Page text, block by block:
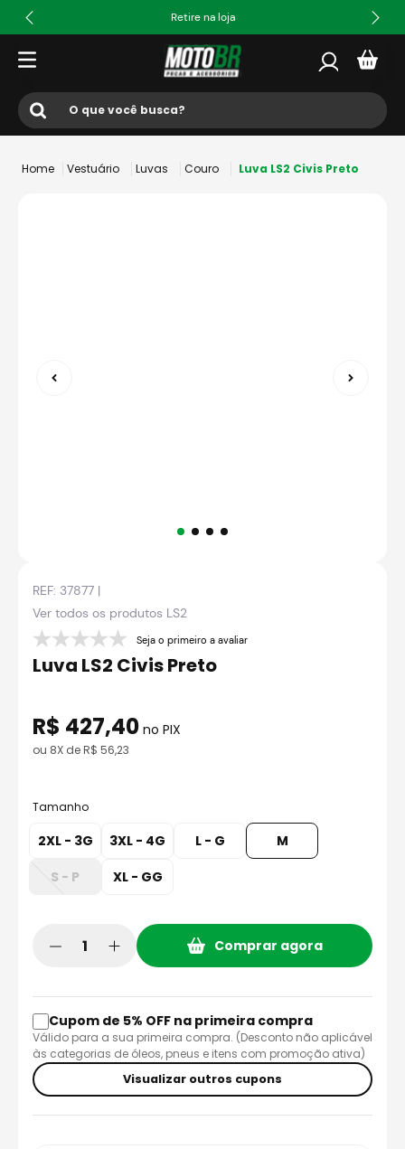
Retire na loja
O que você busca?
Vestuário Luvas Couro Luva LS2 Civis Preto
REF: 37877 |
Ver todos os produtos LS2
Seja o primeiro a avaliar
Luva LS2 Civis Preto
R$ 427,40 no PIX
ou 8X deR$ 56,23
Tamanho
2XL - 3G 3XL - 4G L - G
M
S - P
XL - GG
Comprar agora
Cupom de 5% OFF na primeira compra
Válido para a sua primeira compra. (Desconto não aplicável
às categorias de óleos, pneus e itens com promoção ativa)
Visualizar outros cupons